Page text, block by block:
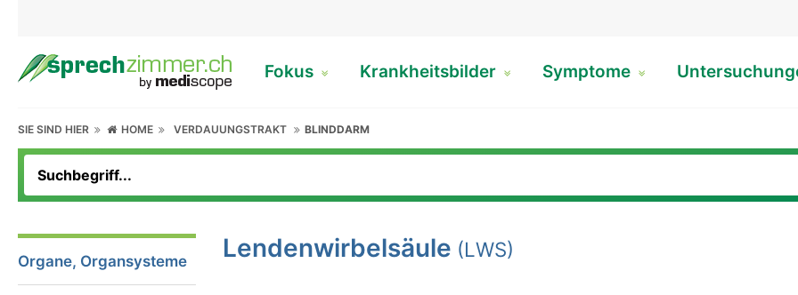
Fokus Krankheitsbilder Symptome
SIE SIND HIER HOME VERDAUUNGSTRAKT BLINDDARM
Organe, Organsysteme Lendenwirbelsäule (LWS)